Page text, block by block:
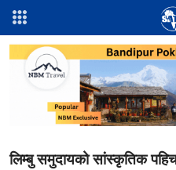
लिम्बु समुदायको सांस्कृतिक